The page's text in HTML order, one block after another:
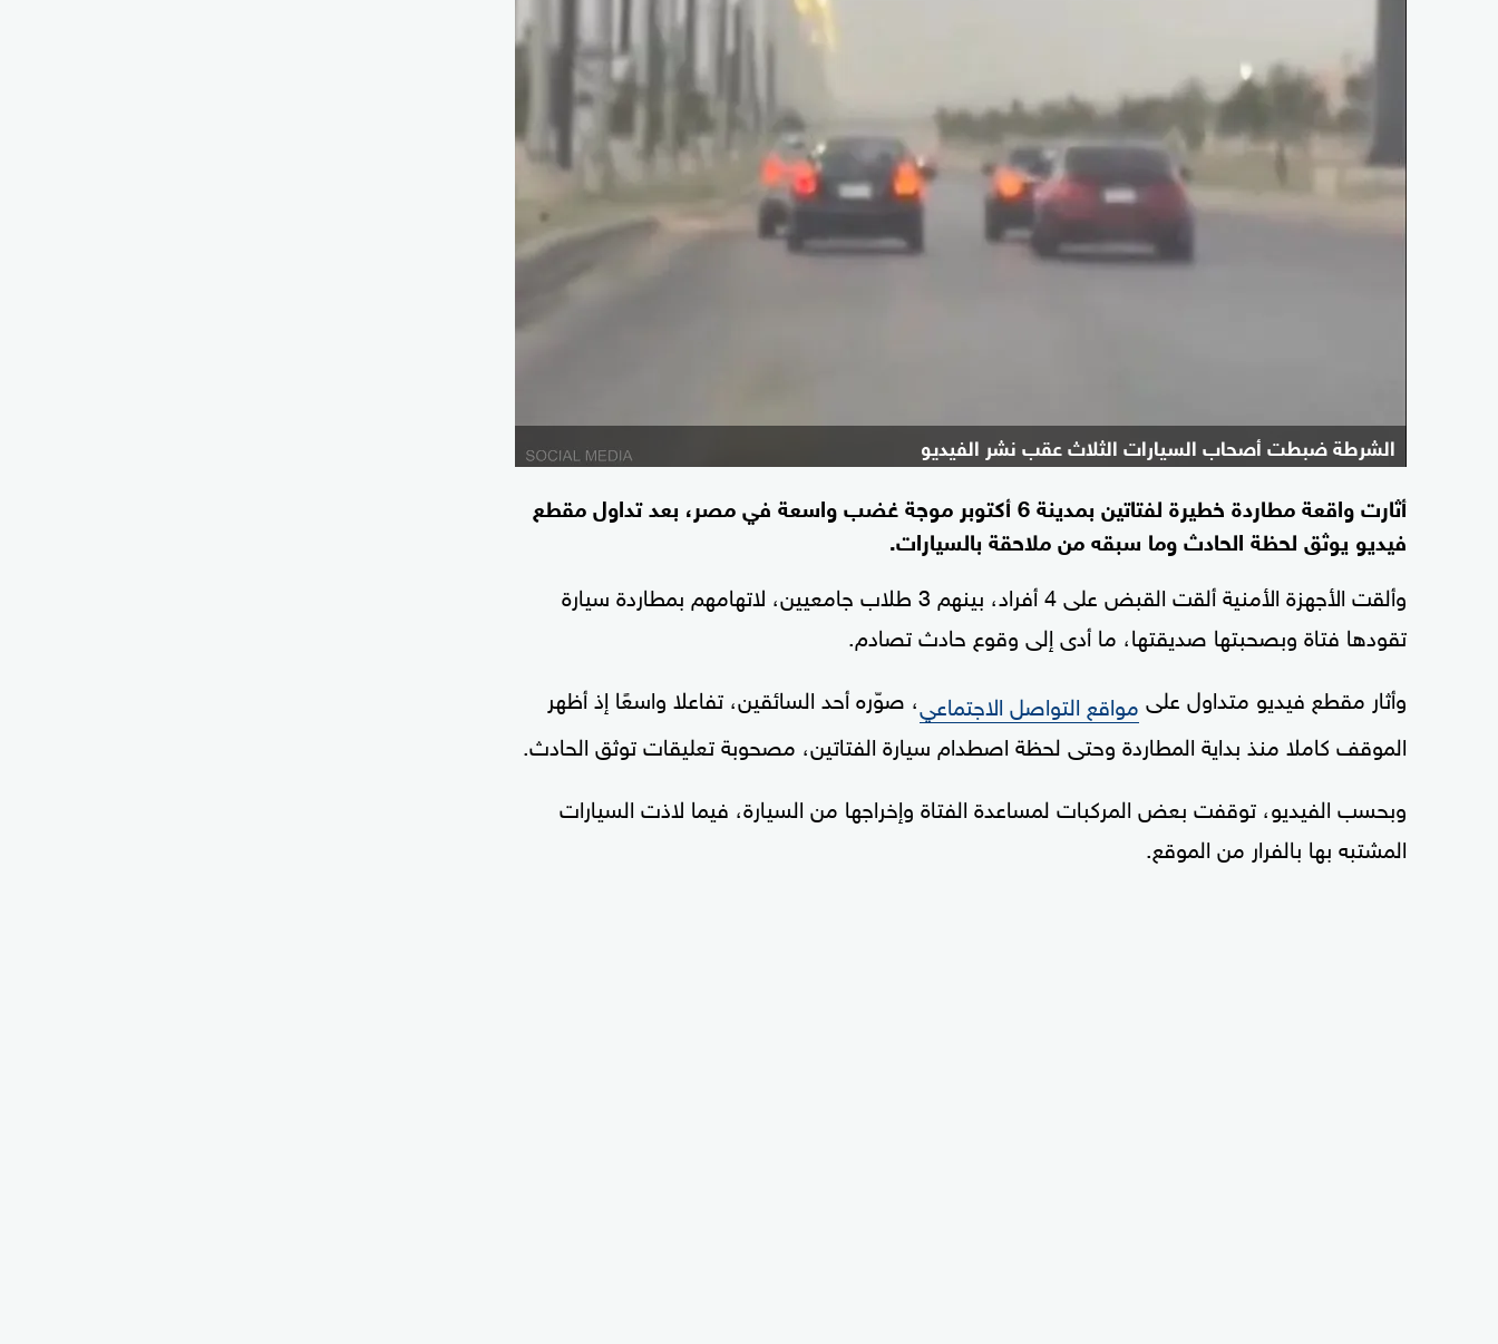
الشرطة ضبطت أصحاب السيارات الثلاث عقب نشر الفيديو
أثارت واقعة مطاردة خطيرة لفتاتين بمدينة 6 أكتوبر موجة غضب واسعة في مصر، بعد تداول مقطع
فيديو يوثق لحظة الحادث وما سبقه من ملاحقة بالسيارات.
وألقت الأجهزة الأمنية ألقت القبض على 4 أفراد، بينهم 3 طلاب جامعيين، لاتهامهم بمطاردة سيارة
تقودها فتاة وبصحبتها صديقتها، ما أدى إلى وقوع حادث تصادم.
وأثار مقطع فيديو متداول على مواقع التواصل الاجتماعي، صوّره أحد السائقين، تفاعلا واسعًا إذ أظهر
الموقف كاملا منذ بداية المطاردة وحتى لحظة اصطدام سيارة الفتاتين، مصحوبة تعليقات توثق الحادث.
وبحسب الفيديو، توقفت بعض المركبات لمساعدة الفتاة وإخراجها من السيارة، فيما لاذت السيارات
المشتبه بها بالفرار من الموقع.